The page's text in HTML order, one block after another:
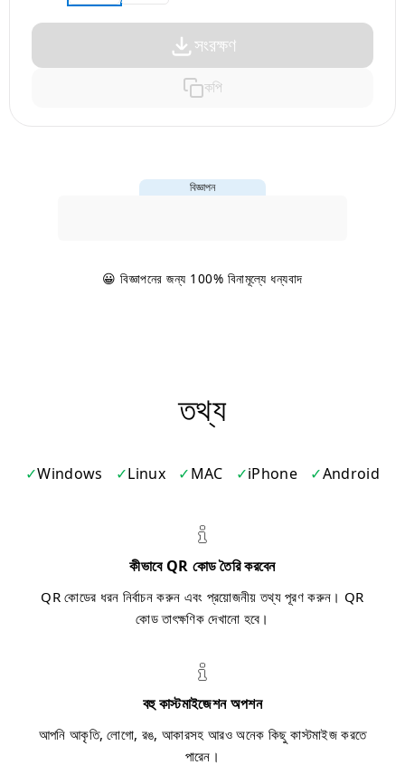
সংরক্ষণ
কপি
বিজ্ঞাপন
😀 বিজ্ঞাপনের জন্য 100% বিনামূল্যে ধন্যবাদ
তথ্য
Windows Linux MAC iPhone Android
কীভাবে QR কোড তৈরি করবেন
QR কোডের ধরন নির্বাচন করুন এবং প্রয়োজনীয় তথ্য পূরণ করুন। QR
কোড তাৎক্ষণিক দেখানো হবে।
বহু কাস্টমাইজেশন অপশন
আপনি আকৃতি, লোগো, রঙ, আকারসহ আরও অনেক কিছু কাস্টমাইজ করতে
পারেন।